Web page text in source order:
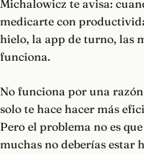
Michalowicz te avisa:
medicarte con
hielo, la app de turno, las
funciona.
No funciona por una
solo te hace hacer más
Pero el problema no es
muchas no deberías estar